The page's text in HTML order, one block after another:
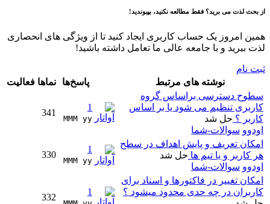
از بحث لذت می برید؟ فقط مطالعه نکنید، بپیوندید!
همین امروز یک حساب کاربری ایجاد کنید تا از ویژگی های انحصاری
لذت ببرید و با جامعه عالی ما تعامل داشته باشید!
ثبت نام
نوشته های مرتبط
پاسخ‌ها نماها فعالیت
سطوح دسترسی براساس گروه
کاربری تنظیم می شود یا بر اساس
کاربر ؟ حل شد
اودوو سوالات-شما
1
MMM yy
341
امکان تعریف و پایش اهداف در سطح
هر کاربر و یا تیم ها حل شد
اودوو سوالات-شما
1
MMM yy
330
امکان تغییر در فاکتورها و اسناد برای
کاربران در چه حدی محدود میشود ؟
1
332